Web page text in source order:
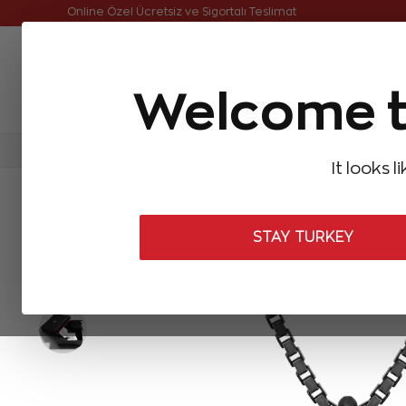
Welcome
It looks
STAY TURKEY
Online Özel Ücretsiz ve Sigortalı Teslimat
Aynı Gün Kargo Çok Satanlar